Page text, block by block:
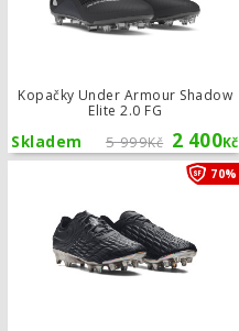
Kopačky Under Armour Shadow
Elite 2.0 FG
5 999Kč 2 400Kč
Skladem
70%